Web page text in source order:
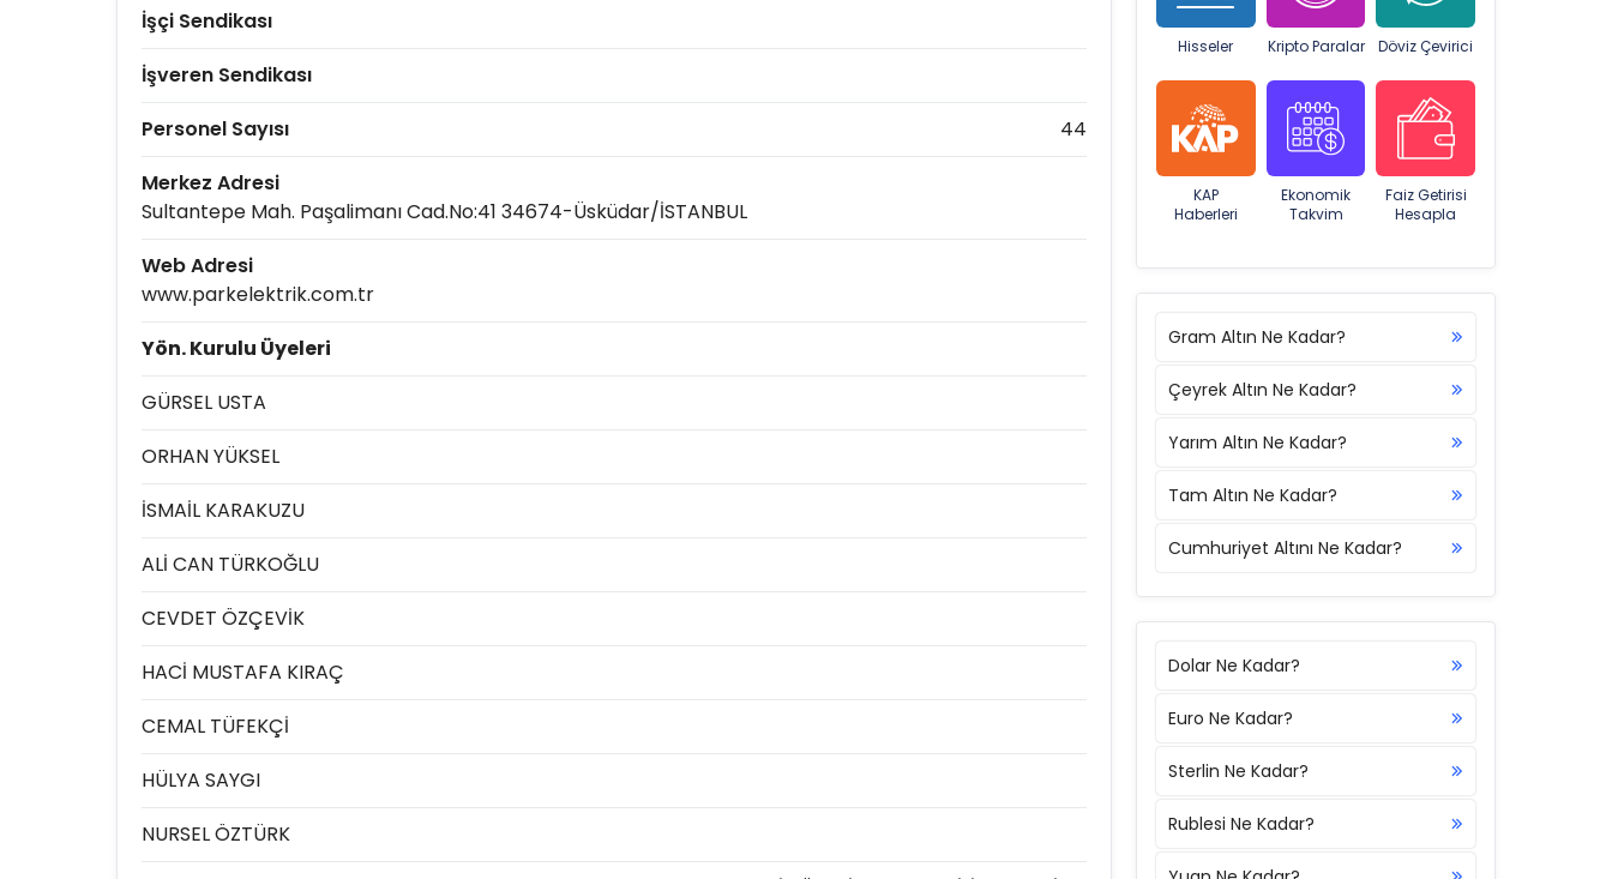
İşçi Sendikası
İşveren Sendikası
Personel Sayısı
44
Merkez Adresi
Sultantepe Mah. Paşalimanı Cad.No:41 34674-Üsküdar/İSTANBUL
Web Adresi
www.parkelektrik.com.tr
Yön. Kurulu Üyeleri
GÜRSEL USTA
ORHAN YÜKSEL
İSMAİL KARAKUZU
ALİ CAN TÜRKOĞLU
CEVDET ÖZÇEVİK
HACİ MUSTAFA KIRAÇ
CEMAL TÜFEKÇİ
HÜLYA SAYGI
NURSEL ÖZTÜRK
Hisseler Kripto Paralar Döviz Çevirici
KAP
Haberleri
Ekonomik
Takvim
Faiz Getirisi
Hesapla
Gram Altın Ne Kadar?
Çeyrek Altın Ne Kadar?
Yarım Altın Ne Kadar?
Tam Altın Ne Kadar?
Cumhuriyet Altını Ne Kadar?
Dolar Ne Kadar?
Euro Ne Kadar?
Sterlin Ne Kadar?
Rublesi Ne Kadar?